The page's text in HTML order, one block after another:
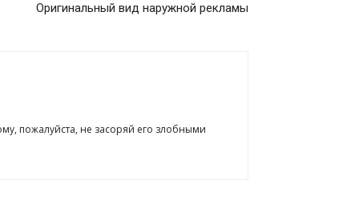
Оригинальный вид наружной рекламы
пожалуйста, не засоряй его злобными